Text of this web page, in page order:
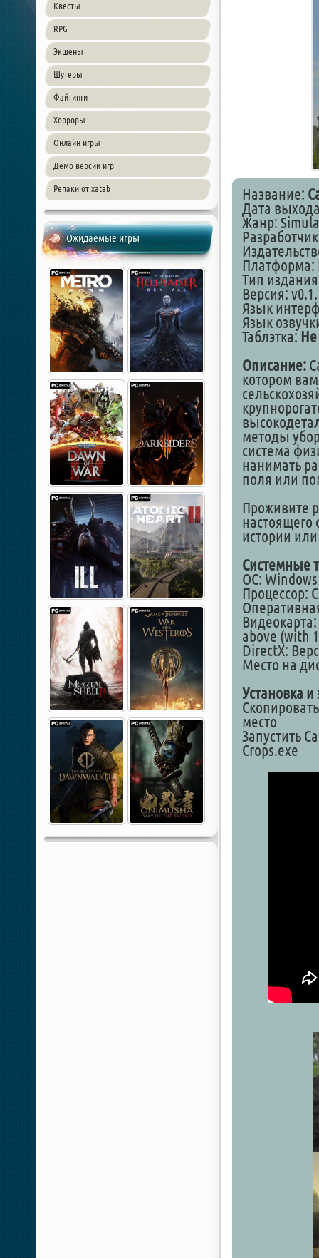
Квесты
RPG
Экшены
Шутеры
Файтинги
Хорроры
Онлайн игры
Демо версии игр
Репаки от xatab
Ожидаемые игры
Название:
Дата
Жанр:
Платформа:
Тип
Версия:
Язык
Язык
Таблэтка: Не
Описание:
котором
методы
система
нанимать
поля или
Проживите
истории
Системные
ОС: Windows
Процессор:
Видеокарта:
above (with
DirectX:
Место на
Установка и
место
Запустить
Crops.exe